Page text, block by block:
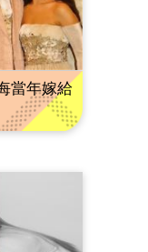
當年嫁給